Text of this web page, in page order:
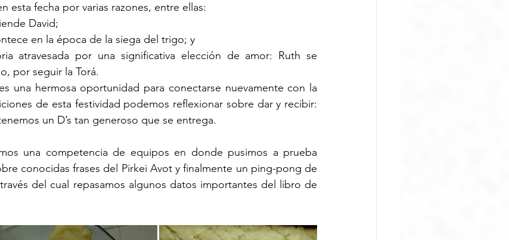
esta fecha por varias razones, entre ellas:
David;
en la época de la siega del trigo; y
atravesada por una significativa elección de amor: Ruth se
por seguir la Torá.
una hermosa oportunidad para conectarse nuevamente con la
de esta festividad podemos reflexionar sobre dar y recibir:
un D’s tan generoso que se entrega.
una competencia de equipos en donde pusimos a prueba
conocidas frases del Pirkei Avot y finalmente un ping-pong de
del cual repasamos algunos datos importantes del libro de